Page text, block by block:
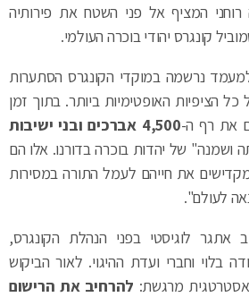
המציף אל פני השטח את פירותיה
קונגרס יהודי בוכרה העולמי.
נרשמה במוקדי הקונגרס הסתערות
הציפיות האופטימיות ביותר. בתוך זמן
את רף ה-4,500 אברכים ובני ישיבות
של יהדות בוכרה בדורנו. אלו הם
את חייהם לעמל התורה במסירות
לעולם".
אתגר לוגיסטי בפני הנהלת הקונגרס,
בלוי וחברי ועדת ההיגוי. לאור הביקוש
מרגשת: להרחיב את הרישום